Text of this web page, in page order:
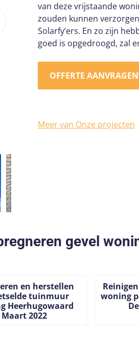
van deze vrijstaande
zouden kunnen
Solarfy’ers. En zo zijn
goed is opgedroogd, zal
OFFERTE
Meer van Onze projecten
gevel
en herstellen
tuinmuur
Heerhugowaard
Maart 2022
woning